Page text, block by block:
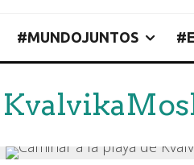
#MUNDOJUNTOS